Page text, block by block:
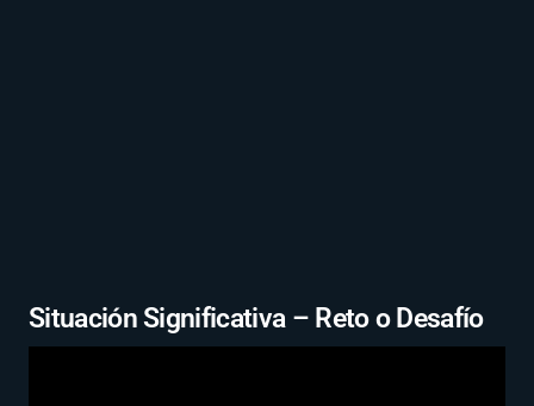
Situación Significativa – Reto o Desafío